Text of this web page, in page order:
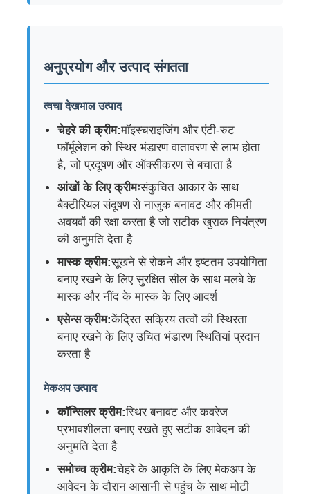
गुणवत्ता नियंत्रण
हमसे संपर्क करें
एक बोली का अनुरोध
कॉस्मेटिक स्प्रे बोतल
कॉस्मेटिक लोशन की बोतल
कॉस्मेटिक ड्रॉपर बोतल
कॉस्मेटिक रोलर बोतल
कॉस्मेटिक क्रीम जार
प्लास्टिक टोपी
कॉस्मेटिक ड्रॉपर
अनुप्रयोग और उत्पाद संगतता
त्वचा देखभाल उत्पाद
चेहरे की क्रीम:मॉइस्चराइजिंग और एंटी-रुट
फॉर्मूलेशन को स्थिर भंडारण वातावरण से लाभ होता
है, जो प्रदूषण और ऑक्सीकरण से बचाता है
आंखों के लिए क्रीमःसंकुचित आकार के साथ
बैक्टीरियल संदूषण से नाजुक बनावट और कीमती
अवयवों की रक्षा करता है जो सटीक खुराक नियंत्रण
की अनुमति देता है
मास्क क्रीम:सूखने से रोकने और इष्टतम उपयोगिता
बनाए रखने के लिए सुरक्षित सील के साथ मलबे के
मास्क और नींद के मास्क के लिए आदर्श
एसेन्स क्रीम:केंद्रित सक्रिय तत्वों की स्थिरता
बनाए रखने के लिए उचित भंडारण स्थितियां प्रदान
करता है
मेकअप उत्पाद
कॉन्सिलर क्रीम:स्थिर बनावट और कवरेज
प्रभावशीलता बनाए रखते हुए सटीक आवेदन की
अनुमति देता है
समोच्च क्रीम:चेहरे के आकृति के लिए मेकअप के
आवेदन के दौरान आसानी से पहुंच के साथ मोटी